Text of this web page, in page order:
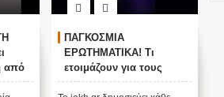
από
ΠΑΓΚΟΣΜΙΑ
ΕΡΩΤΗΜΑΤΙΚΑ! Τι
ετοιμάζουν για τους
ανθρώπους;